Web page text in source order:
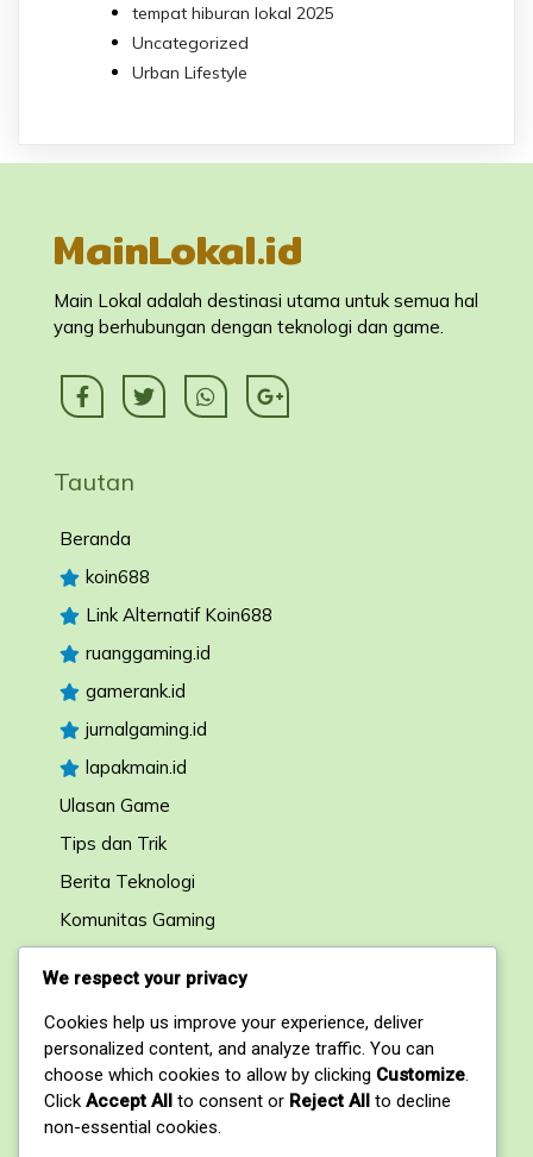
tempat hiburan lokal 2025
Uncategorized
Urban Lifestyle
MainLokal.id
Main Lokal adalah destinasi utama untuk semua hal
yang berhubungan dengan teknologi dan game.
Tautan
Beranda
koin688
Link Alternatif Koin688
ruanggaming.id
gamerank.id
jurnalgaming.id
lapakmain.id
Ulasan Game
Tips dan Trik
Berita Teknologi
Komunitas Gaming
Kontak
1, My Address, My Street, New York City, NY,
USA
We respect your privacy
Cookies help us improve your experience, deliver
personalized content, and analyze traffic. You can
choose which cookies to allow by clicking Customize.
Click Accept All to consent or Reject All to decline
non-essential cookies.